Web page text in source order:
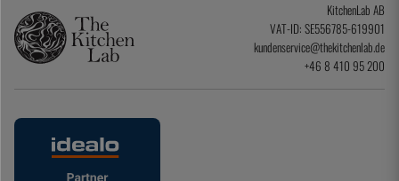
KitchenLab AB
VAT-ID: SE556785-619901
kundenservice@thekitchenlab.de
+46 8 410 95 200